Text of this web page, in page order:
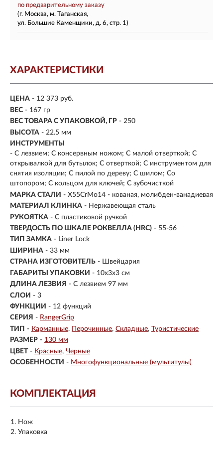
по предварительному заказу
(г. Москва, м. Таганская,
ул. Большие Каменщики, д. 6, стр. 1)
ХАРАКТЕРИСТИКИ
ЦЕНА - 12 373 руб.
ВЕС - 167 гр
ВЕС ТОВАРА С УПАКОВКОЙ, ГР - 250
ВЫСОТА - 22.5 мм
ИНСТРУМЕНТЫ
- С лезвием; С консервным ножом; С малой отверткой; С
открывалкой для бутылок; С отверткой; С инструментом для
снятия изоляции; С пилой по дереву; С шилом; Со
штопором; С кольцом для ключей; С зубочисткой
МАРКА СТАЛИ - X55CrMo14 - кованая, молибден-ванадиевая
МАТЕРИАЛ КЛИНКА - Нержавеющая сталь
РУКОЯТКА - С пластиковой ручкой
ТВЕРДОСТЬ ПО ШКАЛЕ РОКВЕЛЛА (HRC) - 55-56
ТИП ЗАМКА - Liner Lock
ШИРИНА - 33 мм
СТРАНА ИЗГОТОВИТЕЛЬ - Швейцария
ГАБАРИТЫ УПАКОВКИ - 10x3x3 см
ДЛИНА ЛЕЗВИЯ - С лезвием 97 мм
СЛОИ - 3
ФУНКЦИИ - 12 функций
СЕРИЯ - RangerGrip
ТИП - Карманные Перочинные Складные Туристические
РАЗМЕР - 130 мм
ЦВЕТ - Красные Черные
ОСОБЕННОСТИ - Многофункциональные (мультитулы)
КОМПЛЕКТАЦИЯ
Нож
Упаковка